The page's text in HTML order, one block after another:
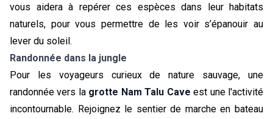
vous aidera à repérer ces espèces dans leur habitats
naturels, pour vous permettre de les voir s’épanouir au
lever du soleil.
Randonnée dans la jungle
Pour les voyageurs curieux de nature sauvage, une
randonnée vers la grotte Nam Talu Cave est une l'activité
incontournable. Rejoignez le sentier de marche en bateau